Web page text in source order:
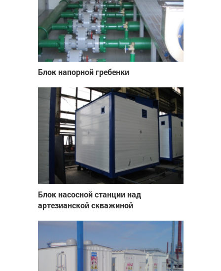
Блок напорной гребенки
Блок насосной станции над
артезианской скважиной